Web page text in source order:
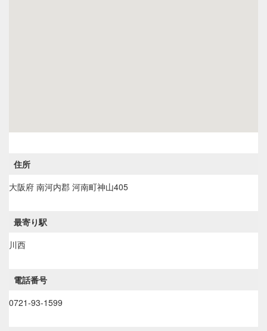
住所
大阪府 南河内郡 河南町神山405
最寄り駅
川西
電話番号
0721-93-1599